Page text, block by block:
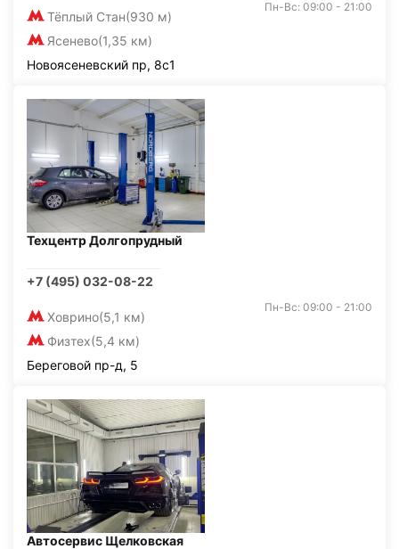
Тёплый Стан(930 м)
Ясенево(1,35 км)
Пн-Вс: 09:00 - 21:00
Новоясеневский пр, 8с1
Техцентр Долгопрудный
+7 (495) 032-08-22
Ховрино(5,1 км)
Физтех(5,4 км)
Пн-Вс: 09:00 - 21:00
Береговой пр-д, 5
Автосервис Щелковская